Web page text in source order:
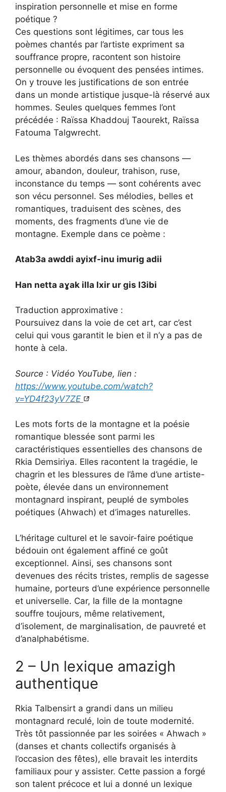
inspiration personnelle et mise en forme
poétique ?
Ces questions sont légitimes, car tous les
poèmes chantés par l’artiste expriment sa
souffrance propre, racontent son histoire
personnelle ou évoquent des pensées intimes.
On y trouve les justifications de son entrée
dans un monde artistique jusque-là réservé aux
hommes. Seules quelques femmes l’ont
précédée : Raïssa Khaddouj Taourekt, Raïssa
Fatouma Talgwrecht.
Les thèmes abordés dans ses chansons —
amour, abandon, douleur, trahison, ruse,
inconstance du temps — sont cohérents avec
son vécu personnel. Ses mélodies, belles et
romantiques, traduisent des scènes, des
moments, des fragments d’une vie de
montagne. Exemple dans ce poème :
Atab3a awddi ayixf-inu imurig adii
Han netta aɣak illa lxir ur gis l3ibi
Traduction approximative :
Poursuivez dans la voie de cet art, car c’est
celui qui vous garantit le bien et il n’y a pas de
honte à cela.
Source : Vidéo YouTube, lien :
https://www.youtube.com/watch?
v=YD4f23yV7ZE
Les mots forts de la montagne et la poésie
romantique blessée sont parmi les
caractéristiques essentielles des chansons de
Rkia Demsiriya. Elles racontent la tragédie, le
chagrin et les blessures de l’âme d’une artiste-
poète, élevée dans un environnement
montagnard inspirant, peuplé de symboles
poétiques (Ahwach) et d’images naturelles.
L’héritage culturel et le savoir-faire poétique
bédouin ont également affiné ce goût
exceptionnel. Ainsi, ses chansons sont
devenues des récits tristes, remplis de sagesse
humaine, porteurs d’une expérience personnelle
et universelle. Car, la fille de la montagne
souffre toujours, même relativement,
d’isolement, de marginalisation, de pauvreté et
d’analphabétisme.
2 – Un lexique amazigh
authentique
Rkia Talbensirt a grandi dans un milieu
montagnard reculé, loin de toute modernité.
Très tôt passionnée par les soirées « Ahwach »
(danses et chants collectifs organisés à
l’occasion des fêtes), elle bravait les interdits
familiaux pour y assister. Cette passion a forgé
son talent précoce et lui a donné un lexique